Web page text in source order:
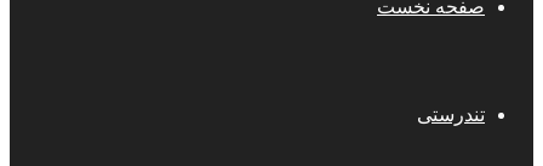
صفحه نخست
تندرستی